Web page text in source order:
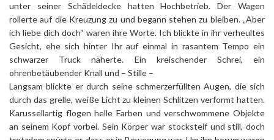
unter seiner Schädeldecke hatten Hochbetrieb. Der Wagen
rollerte auf die Kreuzung zu und begann stehen zu bleiben. „Aber
ich liebe dich doch“ waren ihre Worte. Ich blickte in ihr verheultes
Gesicht, ehe sich hinter Ihr auf einmal in rasantem Tempo ein
schwarzer Truck näherte. Ein kreischender Schrei, ein
ohrenbetäubender Knall und – Stille –
Langsam blickte er durch seine schmerzerfüllten Augen, die sich
durch das grelle, weiße Licht zu kleinen Schlitzen verformt hatten.
Karussellartig flogen helle Farben und verschwommene Objekte
an seinem Kopf vorbei. Sein Körper war stocksteif und still, doch